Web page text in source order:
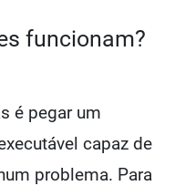
funcionam?
é pegar um
capaz de
problema. Para